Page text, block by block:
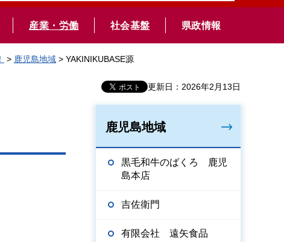
産業・労働 社会基盤 県政情報
> 鹿児島地域 > YAKINIKUBASE源
更新日：2026年2月13日
鹿児島地域
黒毛和牛のばくろ 鹿児
島本店
吉佐衛門
有限会社 遠矢食品